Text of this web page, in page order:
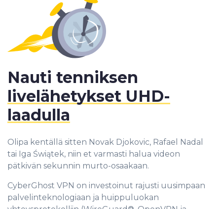
Nauti tenniksen
livelähetykset UHD-
laadulla
Olipa kentällä sitten Novak Djokovic, Rafael Nadal
tai Iga Świątek, niin et varmasti halua videon
pätkivän sekunnin murto-osaakaan.
CyberGhost VPN on investoinut rajusti uusimpaan
palvelinteknologiaan ja huippuluokan